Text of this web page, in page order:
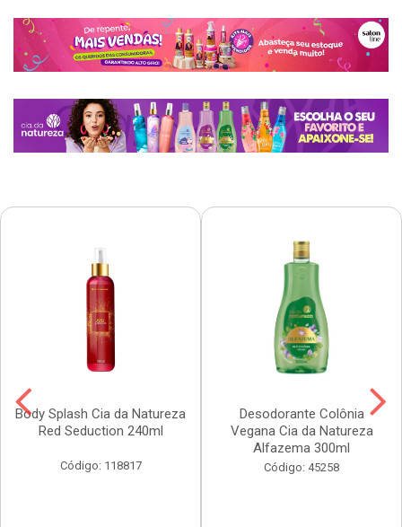
Body Splash Cia da Natureza
Red Seduction 240ml
Código: 118817
Desodorante Colônia
Vegana Cia da Natureza
Alfazema 300ml
Código: 45258